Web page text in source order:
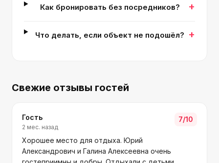
Как бронировать без посредников? +
Что делать, если объект не подошёл? +
Свежие отзывы гостей
Гость
2 мес. назад
7/10
Хорошее место для отдыха. Юрий
Александрович и Галина Алексеевна очень